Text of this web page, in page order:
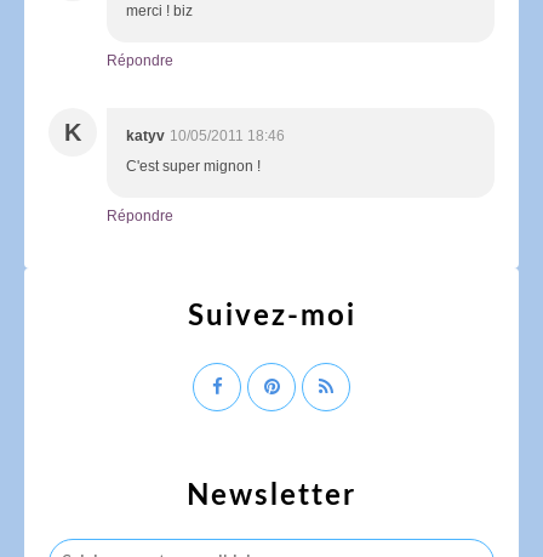
merci ! biz
Répondre
K katyv 10/05/2011 18:46
C'est super mignon !
Répondre
Newsletter
Suivez-moi